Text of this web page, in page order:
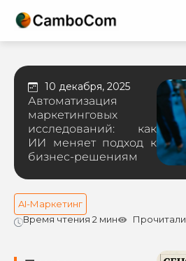
10 декабря, 2025
Автоматизация
маркетинговых
исследований: как
ИИ меняет подход к
бизнес-решениям
Время чтения 2 мин Прочитали
AI-Маркетинг